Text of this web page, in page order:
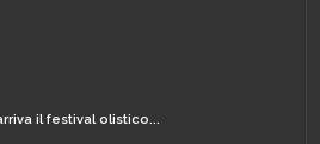
il festival olistico...